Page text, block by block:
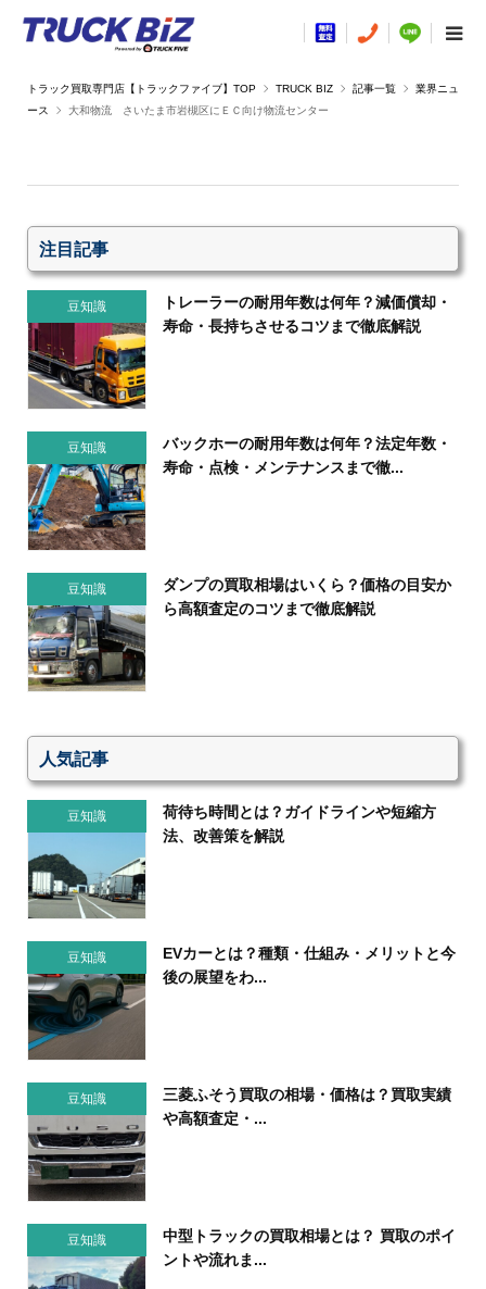
TRUCK BIZ 記事一覧
業界ニュ
ース
大和物流 さいたま市岩槻区にＥＣ向け物流センター
注目記事
豆知識
トレーラーの耐用年数は何年？減価償却・
寿命・長持ちさせるコツまで徹底解説
豆知識
バックホーの耐用年数は何年？法定年数・
寿命・点検・メンテナンスまで徹...
豆知識
ダンプの買取相場はいくら？価格の目安か
ら高額査定のコツまで徹底解説
人気記事
豆知識
荷待ち時間とは？ガイドラインや短縮方
法、改善策を解説
豆知識
EVカーとは？種類・仕組み・メリットと今
後の展望をわ...
豆知識
三菱ふそう買取の相場・価格は？買取実績
や高額査定・...
豆知識
中型トラックの買取相場とは？ 買取のポイ
ントや流れま...